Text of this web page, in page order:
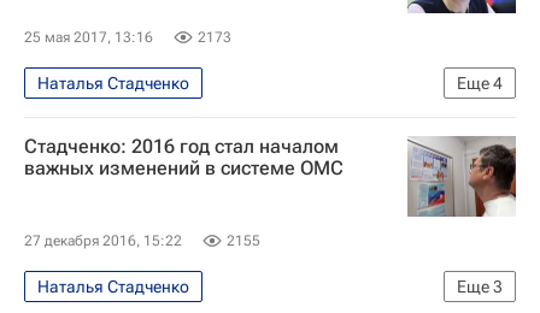
Россия
25 мая 2017, 13:16 2173
Еще4
Наталья Стадченко
Обязательное медицинское страхование
Обязательное медицинское страхование
Россия
Стадченко: 2016 год стал началом
важных изменений в системе ОМС
27 декабря 2016, 15:22 2155
Еще3
Наталья Стадченко